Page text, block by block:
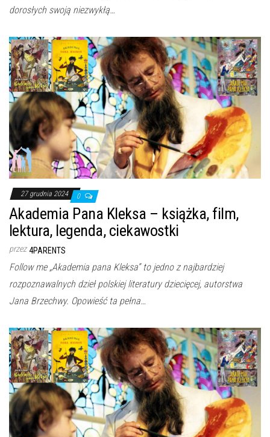
dorosłych swoją niezwykłą…
27 grudnia 2024 0
Akademia Pana Kleksa – książka, film,
lektura, legenda, ciekawostki
przez 4PARENTS
Follow me „Akademia pana Kleksa” to jedno z najbardziej
rozpoznawalnych dzieł polskiej literatury dziecięcej, autorstwa
Jana Brzechwy. Opowieść ta pełna…